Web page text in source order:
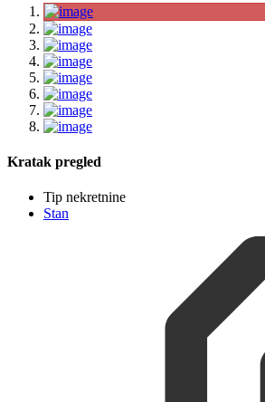
Kratak pregled
Tip nekretnine
Stan